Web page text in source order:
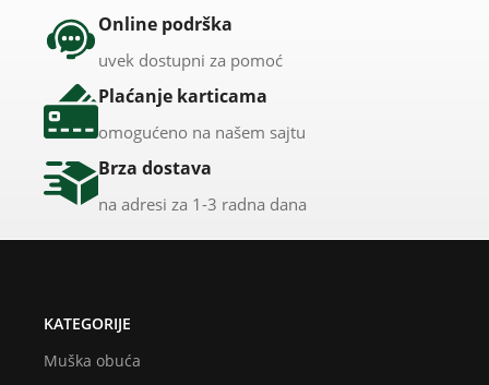
Online podrška
uvek dostupni za pomoć
Plaćanje karticama
omogućeno na našem sajtu
Brza dostava
na adresi za 1-3 radna dana
KATEGORIJE
Muška obuća